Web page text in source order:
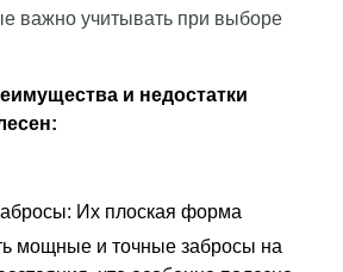
важно учитывать при выборе
и недостатки
Их плоская форма
мощные и точные забросы на